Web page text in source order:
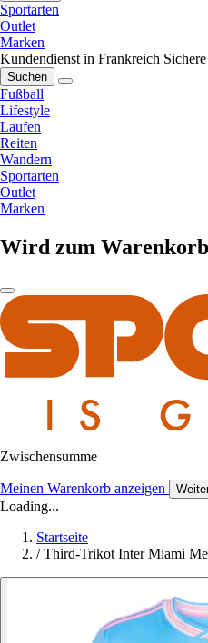
Sportarten
Outlet
Marken
Kundendienst in Frankreich
Suchen
Fußball
Lifestyle
Laufen
Reiten
Wandern
Sportarten
Outlet
Marken
Wird zum
Zwischensumme
Meinen Warenkorb anzeigen
Loading...
Startseite
/ Third-Trikot Inter Miami